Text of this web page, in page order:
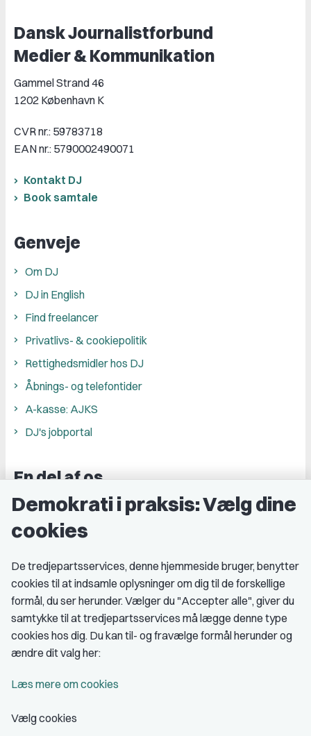
Dansk Journalistforbund
Medier & Kommunikation
Gammel Strand 46
1202 København K
CVR nr.: 59783718
EAN nr.: 5790002490071
Kontakt DJ
Book samtale
Genveje
Om DJ
DJ in English
Find freelancer
Privatlivs- & cookiepolitik
Rettighedsmidler hos DJ
Åbnings- og telefontider
A-kasse: AJKS
DJ's jobportal
En del af os
Grupper og kredse
Studenterorganisationer
Medlemskab
Fordele som medlem
Kontingent
Demokrati i praksis: Vælg dine
cookies
De tredjepartsservices, denne hjemmeside bruger, benytter
cookies til at indsamle oplysninger om dig til de forskellige
formål, du ser herunder. Vælger du "Accepter alle", giver du
samtykke til at tredjepartsservices må lægge denne type
cookies hos dig. Du kan til- og fravælge formål herunder og
ændre dit valg her:
Læs mere om cookies
Vælg cookies